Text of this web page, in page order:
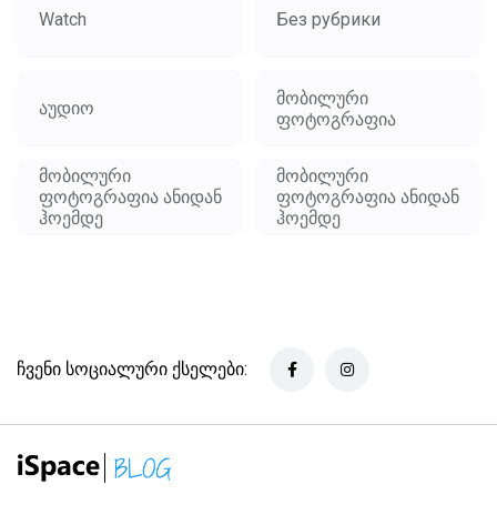
Watch Без рубрики
აუდიო
მობილური
ფოტოგრაფია
მობილური
ფოტოგრაფია ანიდან
ჰოემდე
მობილური
ფოტოგრაფია ანიდან
ჰოემდე
ჩვენი სოციალური ქსელები: